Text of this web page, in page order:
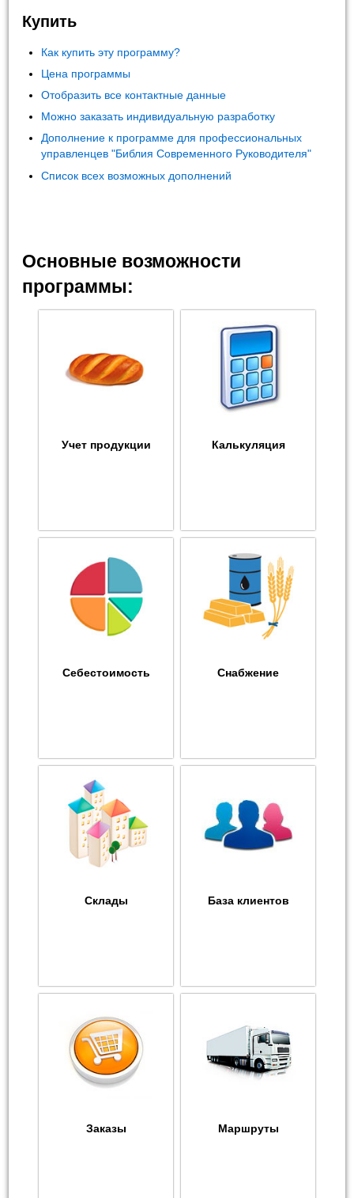
Купить
Как купить эту программу?
Цена программы
Отобразить все контактные данные
Можно заказать индивидуальную разработку
Дополнение к программе для профессиональных
управленцев "Библия Современного Руководителя"
Список всех возможных дополнений
Основные возможности
программы:
Учет продукции Калькуляция
Себестоимость Снабжение
Склады База клиентов
Заказы Маршруты